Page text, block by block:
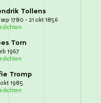
Tollens
1780 - 21 okt 1856
Torn
1967
Tromp
1985